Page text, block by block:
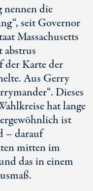
nennen die
seit Governor
Massachusetts
abstrus
der Karte der
Aus Gerry
Dieses
hat lange
ist
– darauf
mitten im
das in einem